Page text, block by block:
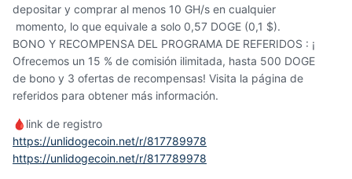
depositar y comprar al menos 10 GH/s en cualquier
momento, lo que equivale a solo 0,57 DOGE (0,1 $).
BONO Y RECOMPENSA DEL PROGRAMA DE REFERIDOS : ¡
Ofrecemos un 15 % de comisión ilimitada, hasta 500 DOGE
de bono y 3 ofertas de recompensas! Visita la página de
referidos para obtener más información.
🩸 link de registro
https://unlidogecoin.net/r/817789978
https://unlidogecoin.net/r/817789978